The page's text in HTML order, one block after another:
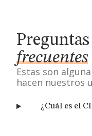
Preguntas
frecuentes
Estas son
hacen nuestros
¿Cuál es el